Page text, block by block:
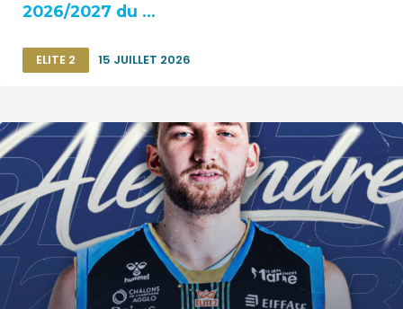
2026/2027 du ...
ELITE 2 15 JUILLET 2026